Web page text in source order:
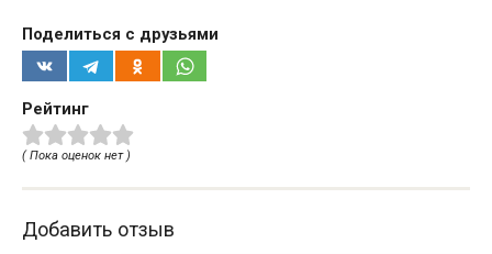
Поделиться с друзьями
Рейтинг
( Пока оценок нет )
Добавить отзыв